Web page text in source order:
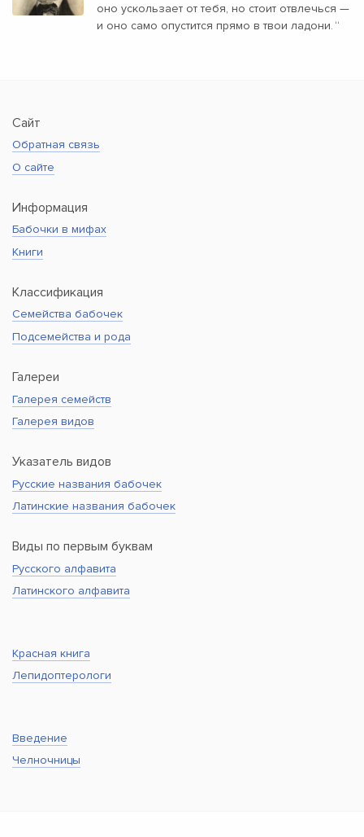
оно ускользает от тебя, но стоит отвлечься —
и оно само опустится прямо в твои ладони. “
Сайт
Обратная связь
О сайте
Информация
Бабочки в мифах
Книги
Классификация
Семейства бабочек
Подсемейства и рода
Галереи
Галерея семейств
Галерея видов
Указатель видов
Русские названия бабочек
Латинские названия бабочек
Виды по первым буквам
Русского алфавита
Латинского алфавита
Красная книга
Лепидоптерологи
Введение
Челночницы